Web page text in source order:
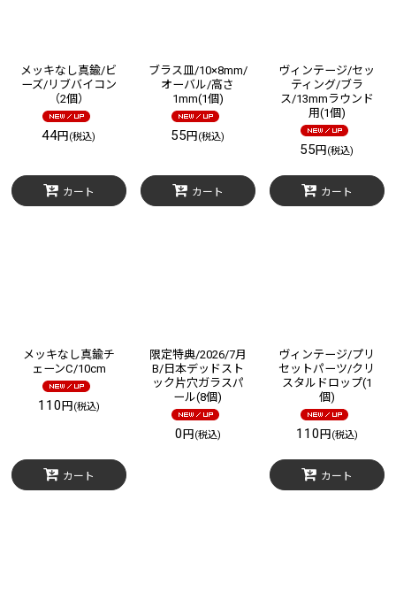
メッキなし真鍮/ビ
ーズ/リブバイコン
（2個）
44円(税込)
カート
ブラス皿/10×8mm/
オーバル/高さ
1mm(1個)
55円(税込)
カート
ヴィンテージ/セッ
ティング/ブラ
ス/13mmラウンド
用(1個)
55円(税込)
カート
メッキなし真鍮チ
ェーンC/10cm
110 円 (税込)
カート
限定特典/2026/7月
B/日本デッドスト
ック片穴ガラスパ
ール(8個)
0 円 (税込)
ヴィンテージ/プリ
セットパーツ/クリ
スタルドロップ(1
個)
110 円 (税込)
カート